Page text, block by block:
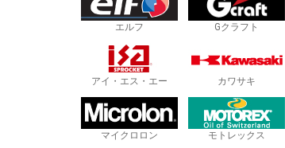
エルフ Gクラフト
アイ・エス・エー カワサキ
マイクロロン モトレックス